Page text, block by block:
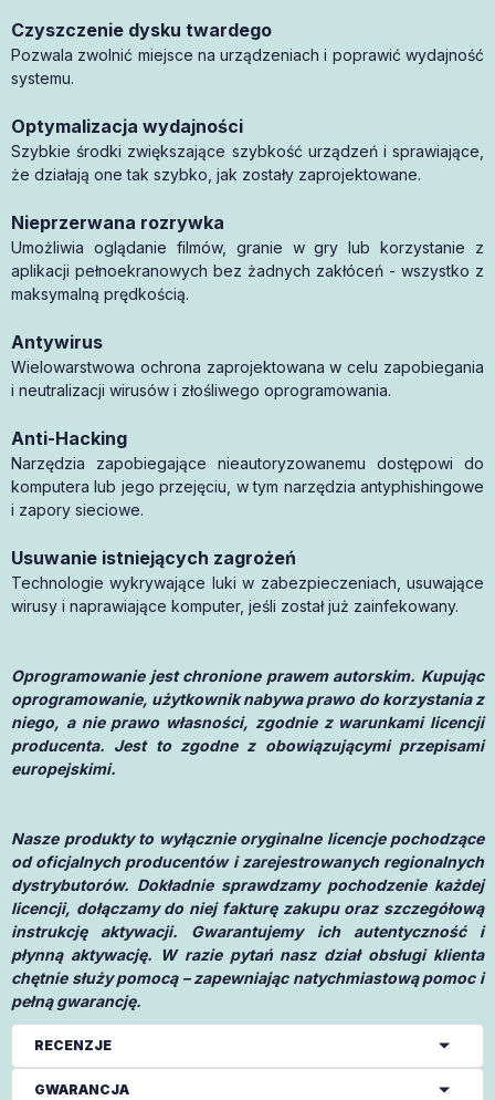
Czyszczenie dysku twardego
Pozwala zwolnić miejsce na urządzeniach i poprawić wydajność
systemu.
Optymalizacja wydajności
Szybkie środki zwiększające szybkość urządzeń i sprawiające,
że działają one tak szybko, jak zostały zaprojektowane.
Nieprzerwana rozrywka
Umożliwia oglądanie filmów, granie w gry lub korzystanie z
aplikacji pełnoekranowych bez żadnych zakłóceń - wszystko z
maksymalną prędkością.
Antywirus
Wielowarstwowa ochrona zaprojektowana w celu zapobiegania
i neutralizacji wirusów i złośliwego oprogramowania.
Anti-Hacking
Narzędzia zapobiegające nieautoryzowanemu dostępowi do
komputera lub jego przejęciu, w tym narzędzia antyphishingowe
i zapory sieciowe.
Usuwanie istniejących zagrożeń
Technologie wykrywające luki w zabezpieczeniach, usuwające
wirusy i naprawiające komputer, jeśli został już zainfekowany.
Oprogramowanie jest chronione prawem autorskim. Kupując
oprogramowanie, użytkownik nabywa prawo do korzystania z
niego, a nie prawo własności, zgodnie z warunkami licencji
producenta. Jest to zgodne z obowiązującymi przepisami
europejskimi.
Nasze produkty to wyłącznie oryginalne licencje pochodzące
od oficjalnych producentów i zarejestrowanych regionalnych
dystrybutorów. Dokładnie sprawdzamy pochodzenie każdej
licencji, dołączamy do niej fakturę zakupu oraz szczegółową
instrukcję aktywacji. Gwarantujemy ich autentyczność i
płynną aktywację. W razie pytań nasz dział obsługi klienta
chętnie służy pomocą – zapewniając natychmiastową pomoc i
pełną gwarancję.
RECENZJE
GWARANCJA